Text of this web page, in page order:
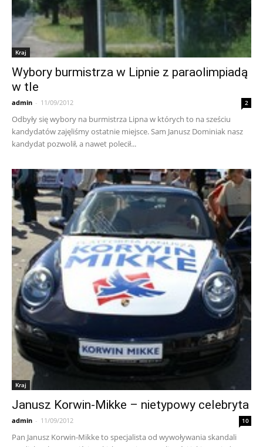
Kraj
Wybory burmistrza w Lipnie z paraolimpiadą
w tle
admin - 11/09/2012 2
Odbyły się wybory na burmistrza Lipna w których to na sześciu
kandydatów zajęliśmy ostatnie miejsce. Sam Janusz Dominiak nasz
kandydat pozwolił, a nawet polecił...
Kraj
Janusz Korwin-Mikke – nietypowy celebryta
admin - 11/09/2012 10
Pan Janusz Korwin-Mikke to specjalista od wywoływania skandali